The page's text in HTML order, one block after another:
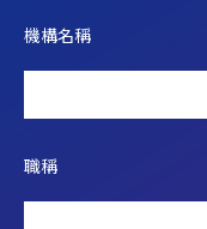
機構名稱
職稱